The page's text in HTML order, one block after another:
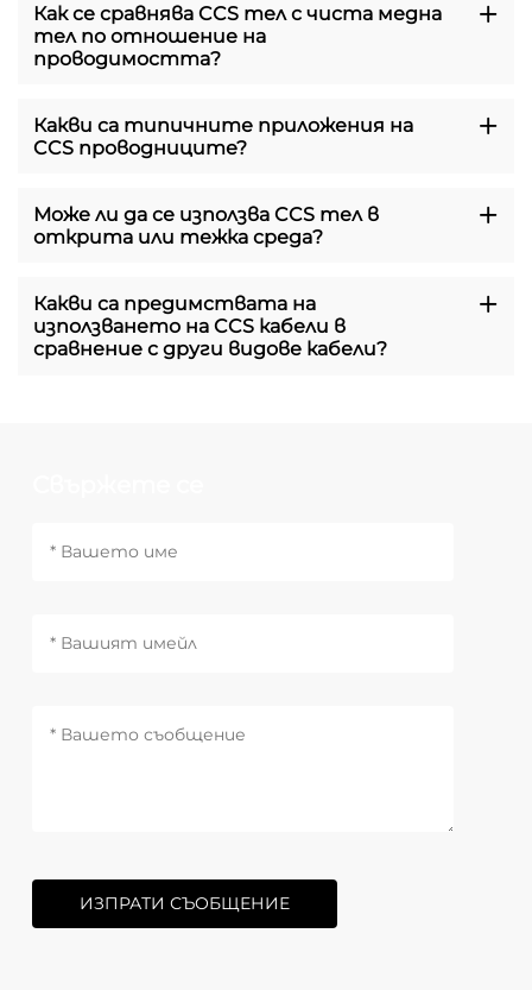
Как се сравнява CCS тел с чиста медна
тел по отношение на
проводимостта?
Какви са типичните приложения на
CCS проводниците?
Може ли да се използва CCS тел в
открита или тежка среда?
Какви са предимствата на
използването на CCS кабели в
сравнение с други видове кабели?
ИЗПРАТИ СЪОБЩЕНИЕ